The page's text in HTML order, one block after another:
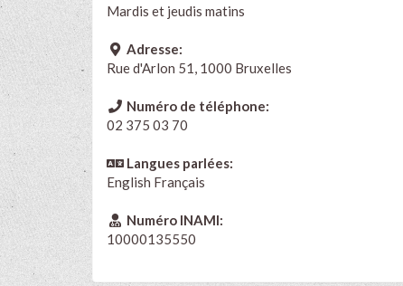
Mardis et jeudis matins
Adresse:
Rue d'Arlon 51, 1000 Bruxelles
Numéro de téléphone:
02 375 03 70
Langues parlées:
English Français
Numéro INAMI:
10000135550